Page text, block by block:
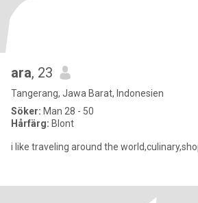
ara, 23
Tangerang, Jawa Barat, Indonesien
Söker: Man 28 - 50
Hårfärg: Blont
i like traveling around the